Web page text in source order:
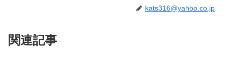
kats316@yahoo.co.jp
関連記事